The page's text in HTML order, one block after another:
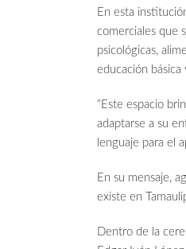
En esta
comerciales que
psicológicas,
educación básica
“Este espacio
adaptarse a su
lenguaje para el
En su mensaje,
existe en
Dentro de la